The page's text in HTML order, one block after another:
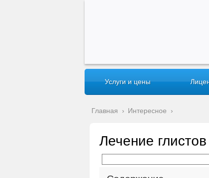
Услуги и цены
Главная › Интересное ›
Лечение